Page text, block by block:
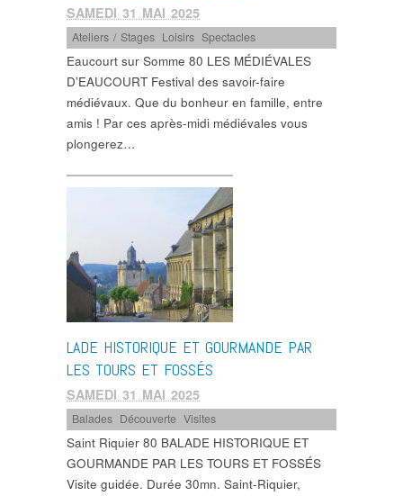
SAMEDI 31 MAI 2025
Ateliers / Stages Loisirs ,Spectacles
Eaucourt sur Somme 80 LES MÉDIÉVALES
D’EAUCOURT Festival des savoir-faire
médiévaux. Que du bonheur en famille, entre
amis ! Par ces après-midi médiévales vous
plongerez…
LADE HISTORIQUE ET GOURMANDE PAR
LES TOURS ET FOSSÉS
SAMEDI 31 MAI 2025
Balades Découverte ,Visites
Saint Riquier 80 BALADE HISTORIQUE ET
GOURMANDE PAR LES TOURS ET FOSSÉS
Visite guidée. Durée 30mn. Saint-Riquier,